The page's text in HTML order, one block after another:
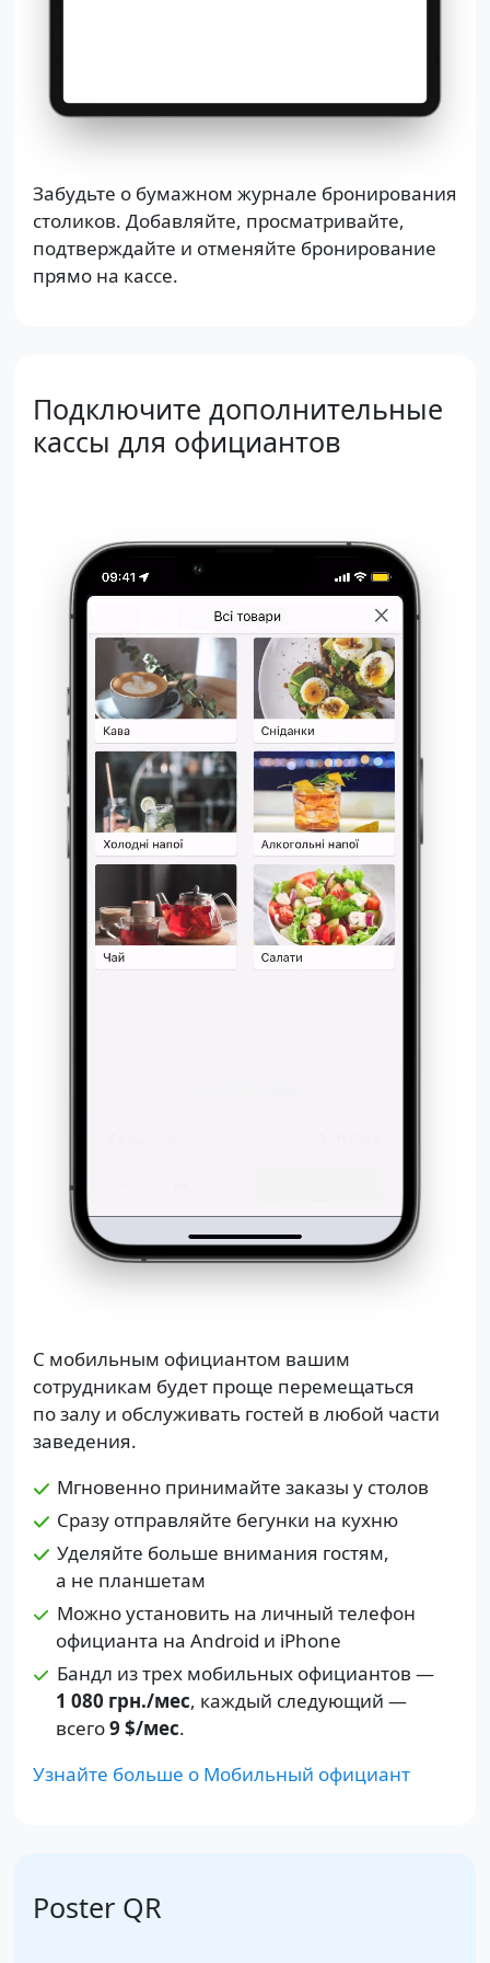
Забудьте о бумажном журнале бронирования
столиков. Добавляйте, просматривайте,
подтверждайте и отменяйте бронирование
прямо на кассе.
Подключите дополнительные
кассы для официантов
С мобильным официантом вашим
сотрудникам будет проще перемещаться
по залу и обслуживать гостей в любой части
заведения.
Мгновенно принимайте заказы у столов
Сразу отправляйте бегунки на кухню
Уделяйте больше внимания гостям,
а не планшетам
Можно установить на личный телефон
официанта на Android и iPhone
Бандл из трех мобильных официантов —
1 080 грн./мес, каждый следующий —
всего9 $/мес.
Узнайте больше о Мобильный официант
Poster QR